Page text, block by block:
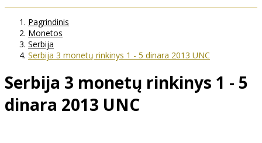
Pagrindinis
Monetos
Serbija
Serbija 3 monetų rinkinys 1 - 5 dinara 2013 UNC
Serbija 3 monetų rinkinys 1 - 5
dinara 2013 UNC